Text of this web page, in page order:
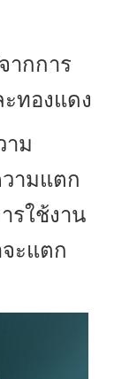
ากการ
ทองแดง
ม
ามแตก
รใช้งาน
ะแตก